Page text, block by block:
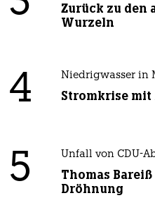
Zurück zu den
Wurzeln
4 Niedrigwasser in
Stromkrise mit
5 Unfall von CDU-
Thomas
Dröhnung